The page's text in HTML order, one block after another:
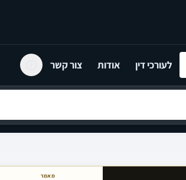
לעורכי דין אודות צור קשר
מאמר